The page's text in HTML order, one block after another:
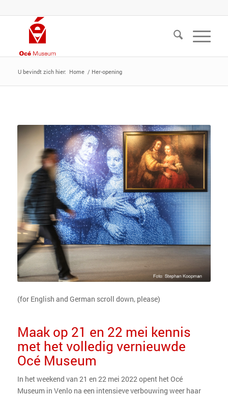
U bevindt zich hier: Home / Her-opening
(for English and German scroll down, please)
Maak op 21 en 22 mei kennis
met het volledig vernieuwde
Océ Museum
In het weekend van 21 en 22 mei 2022 opent het Océ
Museum in Venlo na een intensieve verbouwing weer haar